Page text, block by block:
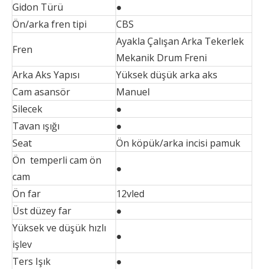
Gidon Türü
●
Ön/arka fren tipi
CBS
Fren
Ayakla Çalışan Arka Tekerlek
Mekanik Drum Freni
Arka Aks Yapısı
Yüksek düşük arka aks
Cam asansör
Manuel
Silecek
●
Tavan ışığı
●
Seat
Ön köpük/arka incisi pamuk
Ön temperli cam ön
cam
●
Ön far
12vled
Üst düzey far
●
Yüksek ve düşük hızlı
işlev
●
Ters Işık
●